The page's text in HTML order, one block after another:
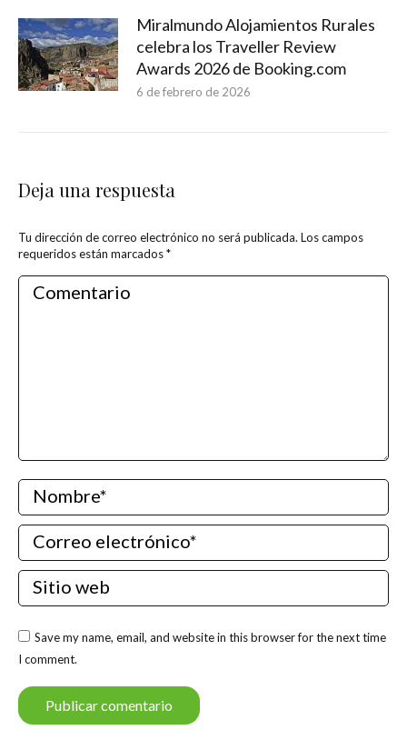
Miralmundo Alojamientos Rurales
celebra los Traveller Review
Awards 2026 de Booking.com
6 de febrero de 2026
Deja una respuesta
Tu dirección de correo electrónico no será publicada. Los campos
requeridos están marcados*
Comentario
Nombre *
Correo electrónico *
Sitio web
Save my name, email, and website in this browser for the next time
I comment.
Publicar comentario